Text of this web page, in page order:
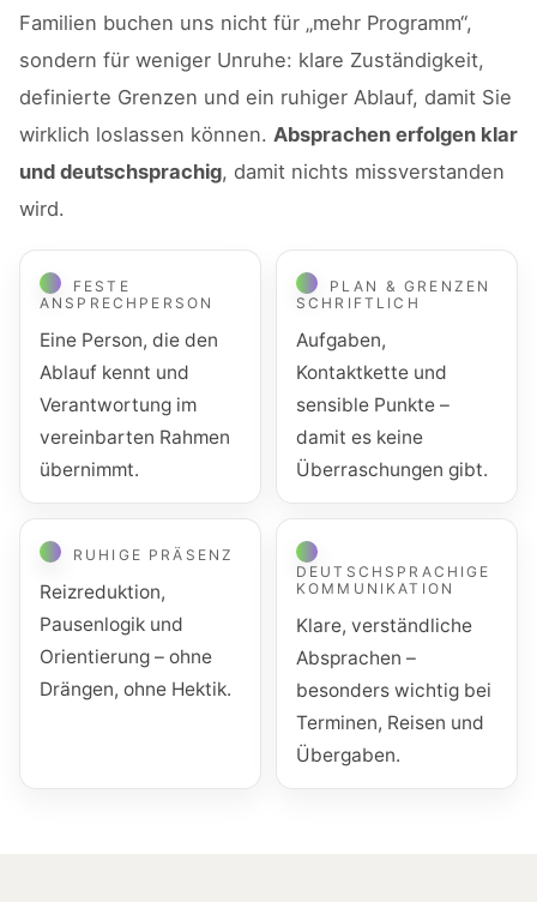
Familien buchen uns nicht für „mehr Programm“,
sondern für weniger Unruhe: klare Zuständigkeit,
definierte Grenzen und ein ruhiger Ablauf, damit Sie
wirklich loslassen können. Absprachen erfolgen klar
und deutschsprachig, damit nichts missverstanden
wird.
FESTE
ANSPRECHPERSON
Eine Person, die den
Ablauf kennt und
Verantwortung im
vereinbarten Rahmen
übernimmt.
PLAN & GRENZEN
SCHRIFTLICH
Aufgaben,
Kontaktkette und
sensible Punkte –
damit es keine
Überraschungen gibt.
RUHIGE PRÄSENZ
Reizreduktion,
Pausenlogik und
Orientierung – ohne
Drängen, ohne Hektik.
DEUTSCHSPRACHIGE
KOMMUNIKATION
Klare, verständliche
Absprachen –
besonders wichtig bei
Terminen, Reisen und
Übergaben.